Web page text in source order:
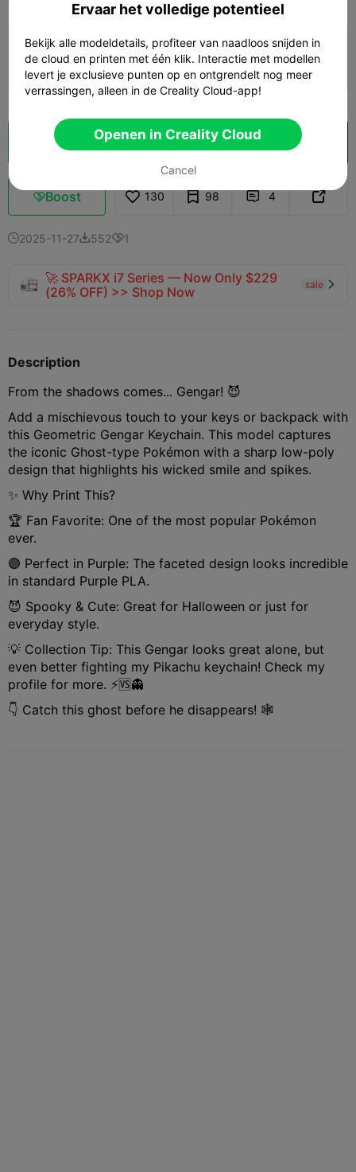
0.2mm layer, 2 walls, 15% infill

Cloud slice Openen in Creality Cloud
Boost 130 98  4 
2025-11-275521
🚀 SPARKX i7 Series — Now Only $229
(26% OFF) >> Shop Now
sale 
Description
From the shadows comes... Gengar! 😈
Add a mischievous touch to your keys or backpack with
this Geometric Gengar Keychain. This model captures
the iconic Ghost-type Pokémon with a sharp low-poly
design that highlights his wicked smile and spikes.
✨ Why Print This?
🏆 Fan Favorite: One of the most popular Pokémon
ever.
🟣 Perfect in Purple: The faceted design looks incredible
in standard Purple PLA.
😈 Spooky & Cute: Great for Halloween or just for
everyday style.
💡 Collection Tip: This Gengar looks great alone, but
even better fighting my Pikachu keychain! Check my
profile for more. ⚡🆚👻
👇 Catch this ghost before he disappears! 🕸️
Ervaar het volledige potentieel
Bekijk alle modeldetails, profiteer van naadloos snijden in
de cloud en printen met één klik. Interactie met modellen
levert je exclusieve punten op en ontgrendelt nog meer
verrassingen, alleen in de Creality Cloud-app!
Openen in Creality Cloud
Cancel